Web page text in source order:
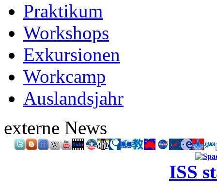
Praktikum
Workshops
Exkursionen
Workcamp
Auslandsjahr
externe News
ISS